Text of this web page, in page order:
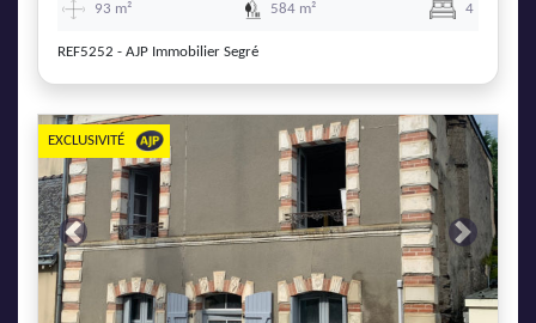
93 m² 584 m² 4
REF5252 - AJP Immobilier Segré
Previous Next
EXCLUSIVITÉ